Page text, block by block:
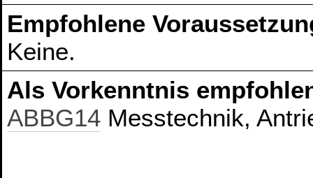
Empfohlene
Keine.
Als Vorkenntnis
ABBG14 Messtechnik,